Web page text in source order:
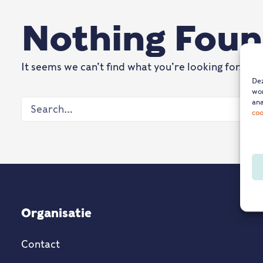
Nothing
It seems we can’t find what you’re looking for.
Organisatie
Contact